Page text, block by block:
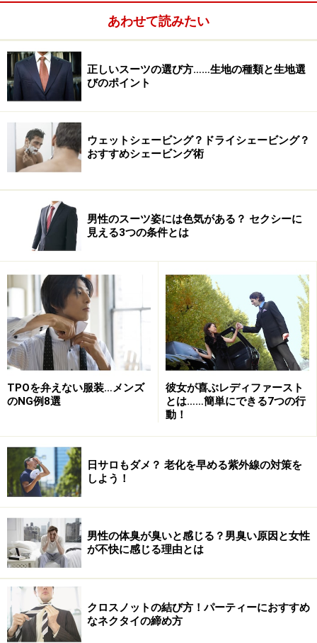
もちろん作りたいスーツのアイデアがあるならできるだ
け理想に近づけてくれるはずだ。オーダーメイドといっ
てもビスポーク（フルオーダー）ではない。
とはいえ芯地や肩パット、裏地などは選べるし、＋
21,000円で仮縫いをつけることもできる。細かなディテ
ールにも対応してくれるのだ。
縫製は優秀な自社工場で行われ、納期も30日間（仮縫い
を付けると＋10日間）とビスポークに比べると早い。
いまオーダーしたとしてもクリスマスまでには間に合う
ということだ。
遊びを取り入れたオーダースーツ
オーダーなので基本的にすべて本切羽仕様。ボタンホー
ルが斜めに開いているのがポイントだ。こういうディテ
あわせて読みたい
正しいスーツの選び方……生地の種類と生地選
びのポイント
ウェットシェービング？ドライシェービング？
おすすめシェービング術
男性のスーツ姿には色気がある？ セクシーに
見える3つの条件とは
TPOを弁えない服装…メンズ
のNG例8選
彼女が喜ぶレディファースト
とは……簡単にできる7つの行
動！
日サロもダメ？ 老化を早める紫外線の対策を
しよう！
男性の体臭が臭いと感じる？男臭い原因と女性
が不快に感じる理由とは
クロスノットの結び方！パーティーにおすすめ
なネクタイの締め方